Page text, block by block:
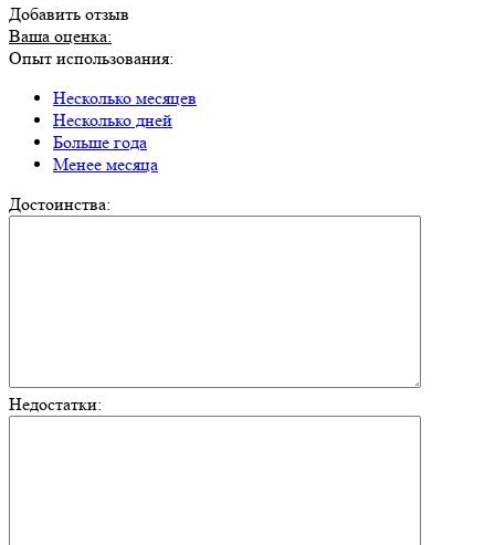
Добавить отзыв
Ваша оценка:
Опыт использования:
Несколько месяцев
Несколько дней
Больше года
Менее месяца
Достоинства:
Недостатки: